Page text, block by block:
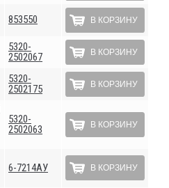
853550 В КОРЗИНУ
5320-
2502067
В КОРЗИНУ
5320-
2502175
В КОРЗИНУ
5320-
2502063
В КОРЗИНУ
6-7214АУ В КОРЗИНУ